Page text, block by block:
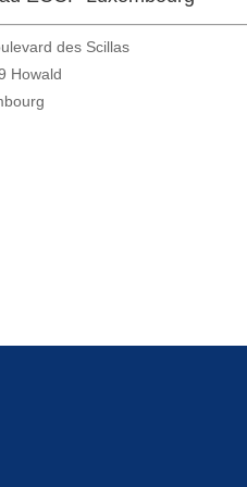
des Scillas
Howald